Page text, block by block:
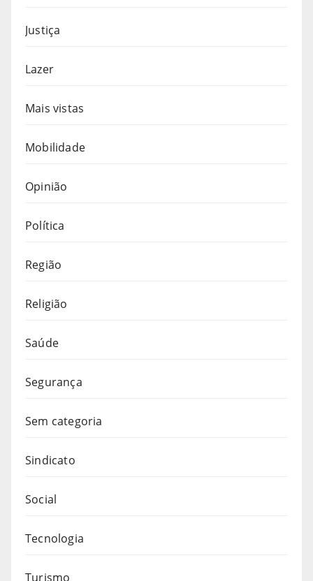
Justiça
Lazer
Mais vistas
Mobilidade
Opinião
Política
Região
Religião
Saúde
Segurança
Sem categoria
Sindicato
Social
Tecnologia
Turismo